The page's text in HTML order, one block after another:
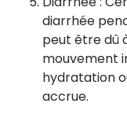
diarrhée
peut être dû
mouvement
hydratation
accrue.